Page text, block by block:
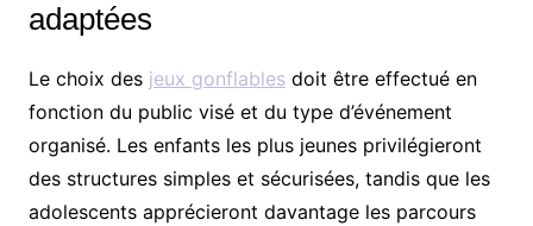
adaptées
Le choix des jeux gonflablesdoit être effectué en
fonction du public visé et du type d’événement
organisé. Les enfants les plus jeunes privilégieront
des structures simples et sécurisées, tandis que les
adolescents apprécieront davantage les parcours